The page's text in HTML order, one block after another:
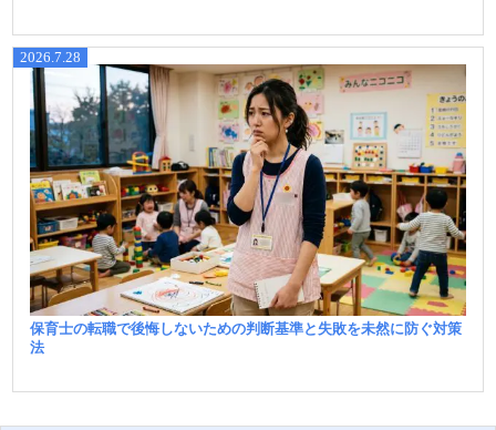
2026.7.28
保育士の転職で後悔しないための判断基準と失敗を未然に防ぐ対策
法